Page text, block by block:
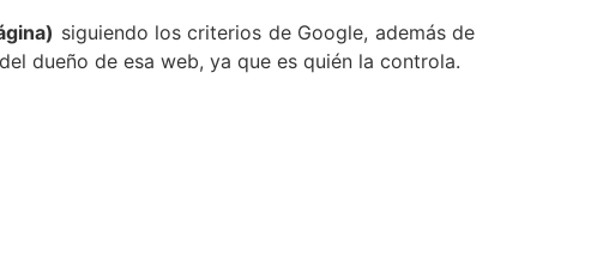
siguiendo los criterios de Google, además de
dueño de esa web, ya que es quién la controla.